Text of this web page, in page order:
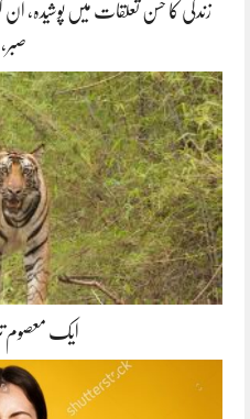
زندگی کا حسن تعلقات میں پوشیدہ,
ایک معصوم